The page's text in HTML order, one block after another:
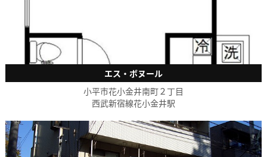
エス・ボヌール
小平市花小金井南町２丁目
西武新宿線花小金井駅